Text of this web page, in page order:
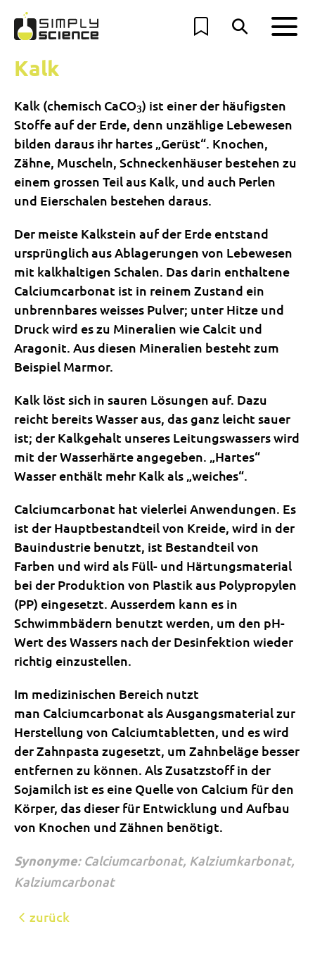
Kalk
Kalk (chemisch CaCO3) ist einer der häufigsten
Stoffe auf der Erde, denn unzählige Lebewesen
bilden daraus ihr hartes „Gerüst“. Knochen,
Zähne, Muscheln, Schneckenhäuser bestehen zu
einem grossen Teil aus Kalk, und auch Perlen
und Eierschalen bestehen daraus.
Der meiste Kalkstein auf der Erde entstand
ursprünglich aus Ablagerungen von Lebewesen
mit kalkhaltigen Schalen. Das darin enthaltene
Calciumcarbonat ist in reinem Zustand ein
unbrennbares weisses Pulver; unter Hitze und
Druck wird es zu Mineralien wie Calcit und
Aragonit. Aus diesen Mineralien besteht zum
Beispiel Marmor.
Kalk löst sich in sauren Lösungen auf. Dazu
reicht bereits Wasser aus, das ganz leicht sauer
ist; der Kalkgehalt unseres Leitungswassers wird
mit der Wasserhärte angegeben. „Hartes“
Wasser enthält mehr Kalk als „weiches“.
Calciumcarbonat hat vielerlei Anwendungen. Es
ist der Hauptbestandteil von Kreide, wird in der
Bauindustrie benutzt, ist Bestandteil von
Farben und wird als Füll- und Härtungsmaterial
bei der Produktion von Plastik aus Polypropylen
(PP) eingesetzt. Ausserdem kann es in
Schwimmbädern benutzt werden, um den pH-
Wert des Wassers nach der Desinfektion wieder
richtig einzustellen.
Im medizinischen Bereich nutzt
man Calciumcarbonat als Ausgangsmaterial zur
Herstellung von Calciumtabletten, und es wird
der Zahnpasta zugesetzt, um Zahnbeläge besser
entfernen zu können. Als Zusatzstoff in der
Sojamilch ist es eine Quelle von Calcium für den
Körper, das dieser für Entwicklung und Aufbau
von Knochen und Zähnen benötigt.
Synonyme: Calciumcarbonat, Kalziumkarbonat,
Kalziumcarbonat
zurück